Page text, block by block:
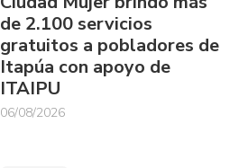
de 2.100 servicios
gratuitos a pobladores de
Itapúa con apoyo de
ITAIPU
06/08/2026